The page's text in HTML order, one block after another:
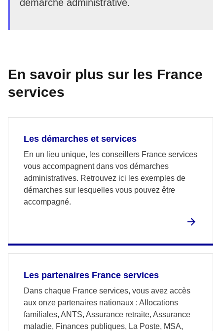
démarche administrative.
En savoir plus sur les France
services
Les démarches et services
En un lieu unique, les conseillers France services
vous accompagnent dans vos démarches
administratives. Retrouvez ici les exemples de
démarches sur lesquelles vous pouvez être
accompagné.
Les partenaires France services
Dans chaque France services, vous avez accès
aux onze partenaires nationaux : Allocations
familiales, ANTS, Assurance retraite, Assurance
maladie, Finances publiques, La Poste, MSA,